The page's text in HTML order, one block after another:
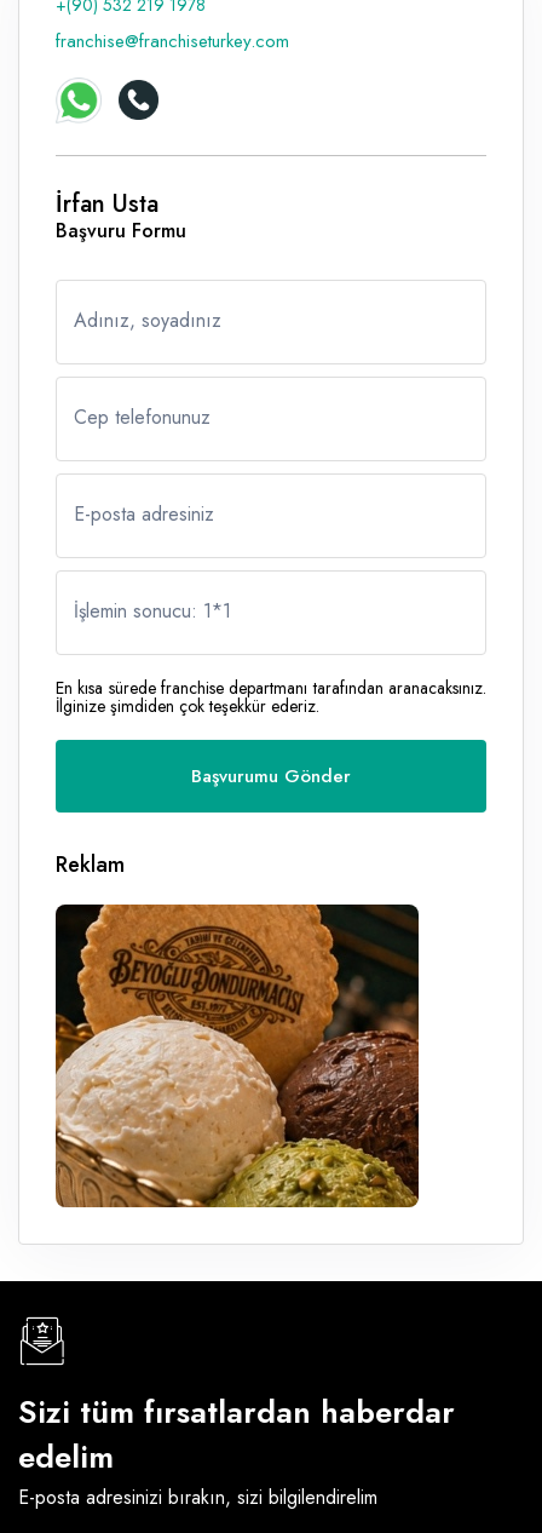
franchise@franchiseturkey.com
İrfan Usta
Başvuru Formu
Adınız, soyadınız
Cep telefonunuz
E-posta adresiniz
İşlemin sonucu: 1*1
En kısa sürede franchise departmanı tarafından aranacaksınız.
İlginize şimdiden çok teşekkür ederiz.
Reklam
Sizi tüm fırsatlardan haberdar
edelim
E-posta adresinizi bırakın, sizi bilgilendirelim